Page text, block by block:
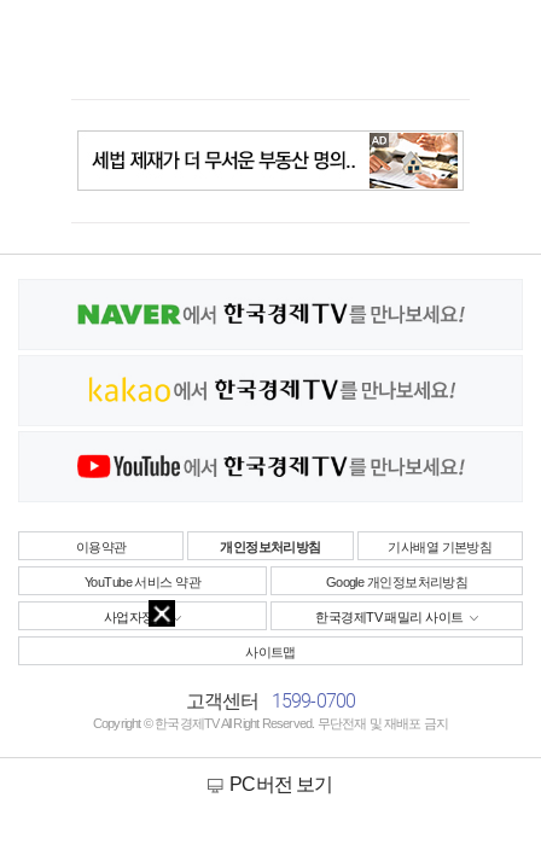
이용약관 개인정보처리방침 기사배열 기본방침
YouTube 서비스 약관 Google 개인정보처리방침
사업자정보 한국경제TV 패밀리 사이트
사이트맵
고객센터 1599-0700
Copyright © 한국경제TV All Right Reserved. 무단전재 및 재배포 금지
PC버전 보기